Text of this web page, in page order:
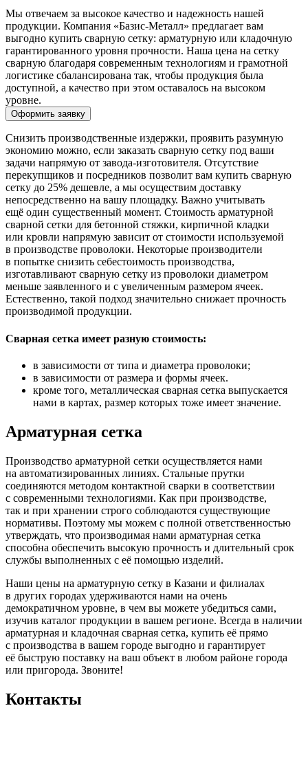
Мы отвечаем за высокое качество и надежность нашей
продукции. Компания «Базис-Металл» предлагает вам
выгодно купить сварную сетку: арматурную или кладочную
гарантированного уровня прочности. Наша цена на сетку
сварную благодаря современным технологиям и грамотной
логистике сбалансирована так, чтобы продукция была
доступной, а качество при этом оставалось на высоком
уровне.
Оформить заявку
Снизить производственные издержки, проявить разумную
экономию можно, если заказать сварную сетку под ваши
задачи напрямую от завода-изготовителя. Отсутствие
перекупщиков и посредников позволит вам купить сварную
сетку до 25% дешевле, а мы осуществим доставку
непосредственно на вашу площадку. Важно учитывать
ещё один существенный момент. Стоимость арматурной
сварной сетки для бетонной стяжки, кирпичной кладки
или кровли напрямую зависит от стоимости используемой
в производстве проволоки. Некоторые производители
в попытке снизить себестоимость производства,
изготавливают сварную сетку из проволоки диаметром
меньше заявленного и с увеличенным размером ячеек.
Естественно, такой подход значительно снижает прочность
производимой продукции.
Сварная сетка имеет разную стоимость:
в зависимости от типа и диаметра проволоки;
в зависимости от размера и формы ячеек.
кроме того, металлическая сварная сетка выпускается
нами в картах, размер которых тоже имеет значение.
Арматурная сетка
Производство арматурной сетки осуществляется нами
на автоматизированных линиях. Стальные прутки
соединяются методом контактной сварки в соответствии
с современными технологиями. Как при производстве,
так и при хранении строго соблюдаются существующие
нормативы. Поэтому мы можем с полной ответственностью
утверждать, что производимая нами арматурная сетка
способна обеспечить высокую прочность и длительный срок
службы выполненных с её помощью изделий.
Наши цены на арматурную сетку в Казани и филиалах
в других городах удерживаются нами на очень
демократичном уровне, в чем вы можете убедиться сами,
изучив каталог продукции в вашем регионе. Всегда в наличии
арматурная и кладочная сварная сетка, купить её прямо
с производства в вашем городе выгодно и гарантирует
её быструю поставку на ваш объект в любом районе города
или пригорода. Звоните!
Контакты